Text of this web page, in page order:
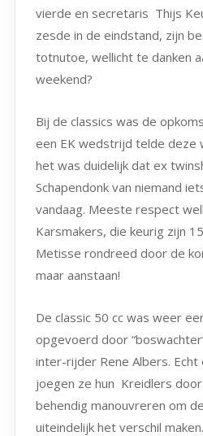
vierde en secretaris Thijs
zesde in de eindstand, zijn
totnutoe, wellicht te danken
weekend?
Bij de classics was de
een EK wedstrijd telde deze
het was duidelijk dat ex
Schapendonk van niemand
vandaag. Meeste respect
Karsmakers, die keurig zijn
Metisse rondreed door de
maar aanstaan!
De classic 50 cc was weer
opgevoerd door
inter-rijder Rene Albers. Echt
joegen ze hun Kreidlers
behendig manouvreren om
uiteindelijk het verschil